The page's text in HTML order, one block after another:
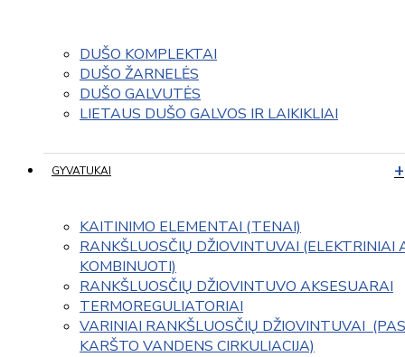
DUŠO KOMPLEKTAI
DUŠO ŽARNELĖS
DUŠO GALVUTĖS
LIETAUS DUŠO GALVOS IR LAIKIKLIAI
GYVATUKAI
KAITINIMO ELEMENTAI (TENAI)
RANKŠLUOSČIŲ DŽIOVINTUVAI (ELEKTRINIAI
KOMBINUOTI)
RANKŠLUOSČIŲ DŽIOVINTUVO AKSESUARAI
TERMOREGULIATORIAI
VARINIAI RANKŠLUOSČIŲ DŽIOVINTUVAI
KARŠTO VANDENS CIRKULIACIJA)